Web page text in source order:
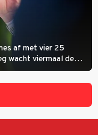
af met vier 25
wacht viermaal de
des Anglais krijgt